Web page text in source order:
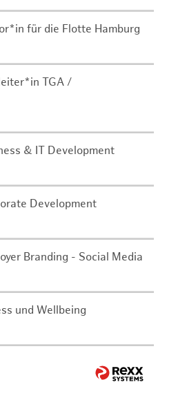
für die Flotte Hamburg
TGA /
& IT Development
Development
Branding - Social Media
und Wellbeing